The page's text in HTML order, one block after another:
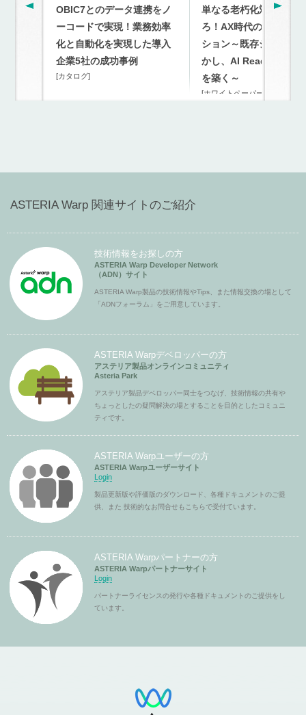
OBIC7とのデータ連携をノ
ーコードで実現！業務効率
化と自動化を実現した導入
企業5社の成功事例
[カタログ]
単なる老朽化対策を超
ろ！AX時代のモダナイ
ション～既存システム
かし、AI Readyな連携
を築く～
[ホワイトペーパー]
ASTERIA Warp 関連サイトのご紹介
技術情報をお探しの方
ASTERIA Warp Developer Network
（ADN）サイト
ASTERIA Warp製品の技術情報やTips、また情報交換の場として
「ADNフォーラム」をご用意しています。
ASTERIA Warpデベロッパーの方
アステリア製品オンラインコミュニティ
Asteria Park
アステリア製品デベロッパー同士をつなげ、技術情報の共有や
ちょっとしたの疑問解決の場とすることを目的としたコミュニ
ティです。
ASTERIA Warpユーザーの方
ASTERIA Warpユーザーサイト
Login
製品更新版や評価版のダウンロード、各種ドキュメントのご提
供、また 技術的なお問合せもこちらで受付ています。
ASTERIA Warpパートナーの方
ASTERIA Warpパートナーサイト
Login
パートナーライセンスの発行や各種ドキュメントのご提供をし
ています。